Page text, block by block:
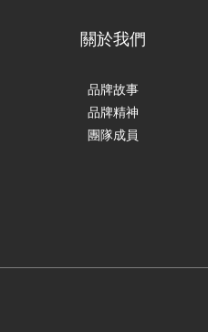
關於我們
品牌故事
品牌精神
團隊成員